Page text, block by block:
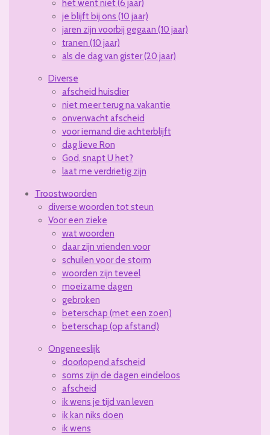
het went niet (6 jaar)
je blijft bij ons (10 jaar)
jaren zijn voorbij gegaan (10 jaar)
tranen (10 jaar)
als de dag van gister (20 jaar)
Diverse
afscheid huisdier
niet meer terug na vakantie
onverwacht afscheid
voor iemand die achterblijft
dag lieve Ron
God, snapt U het?
laat me verdrietig zijn
Troostwoorden
diverse woorden tot steun
Voor een zieke
wat woorden
daar zijn vrienden voor
schuilen voor de storm
woorden zijn teveel
moeizame dagen
gebroken
beterschap (met een zoen)
beterschap (op afstand)
Ongeneeslijk
doorlopend afscheid
soms zijn de dagen eindeloos
afscheid
ik wens je tijd van leven
ik kan niks doen
ik wens